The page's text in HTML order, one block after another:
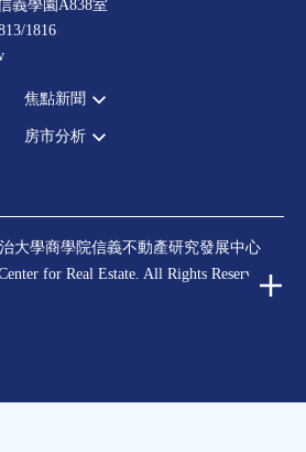
義學園A838室
1816
焦點新聞
全部新聞
法律新訊
房市分析
大學商學院信義不動產研究發展中心
for Real Estate. All Rights Reserved.